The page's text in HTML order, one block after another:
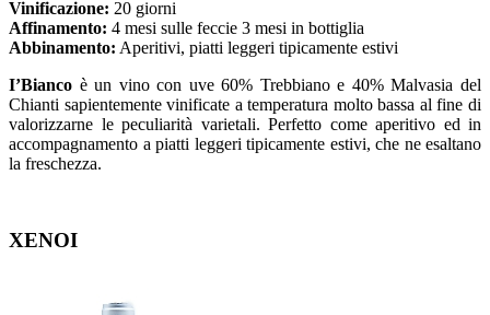
Vinificazione: 20 giorni
Affinamento: 4 mesi sulle feccie 3 mesi in bottiglia
Abbinamento: Aperitivi, piatti leggeri tipicamente estivi
I’Bianco è un vino con uve 60% Trebbiano e 40% Malvasia del
Chianti sapientemente vinificate a temperatura molto bassa al fine di
valorizzarne le peculiarità varietali. Perfetto come aperitivo ed in
accompagnamento a piatti leggeri tipicamente estivi, che ne esaltano
la freschezza.
XENOI